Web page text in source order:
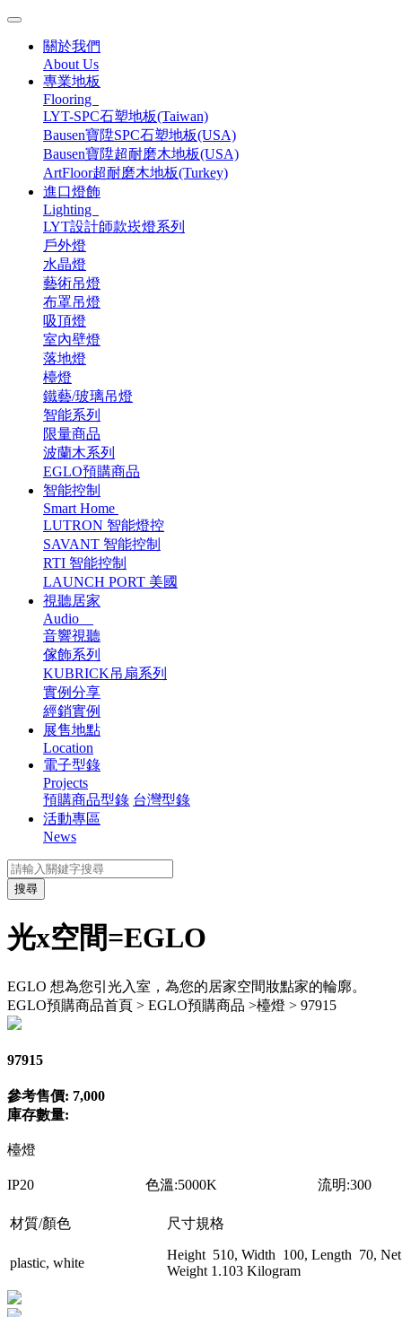
關於我們
About Us
專業地板
Flooring
LYT-SPC石塑地板(Taiwan)
Bausen寶陞SPC石塑地板(USA)
Bausen寶陞超耐磨木地板(USA)
ArtFloor超耐磨木地板(Turkey)
進口燈飾
Lighting
LYT設計師款崁燈系列
戶外燈
水晶燈
藝術吊燈
布罩吊燈
吸頂燈
室內壁燈
落地燈
檯燈
鐵藝/玻璃吊燈
智能系列
限量商品
波蘭木系列
EGLO預購商品
智能控制
Smart Home
LUTRON 智能燈控
SAVANT 智能控制
RTI 智能控制
LAUNCH PORT 美國
視聽居家
Audio
音響視聽
傢飾系列
KUBRICK吊扇系列
實例分享
經銷實例
展售地點
Location
電子型錄
Projects
預購商品型錄 台灣型錄
活動專區
News
搜尋
光x空間=EGLO
EGLO 想為您引光入室，為您的居家空間妝點家的輪廓。
EGLO預購商品首頁 > EGLO預購商品 >檯燈 > 97915
97915
參考售價: 7,000
庫存數量:
檯燈
IP20 色溫:5000K 流明:300
材質/顏色 尺寸規格
plastic, white
Height 510, Width 100, Length 70, Net
Weight 1.103 Kilogram